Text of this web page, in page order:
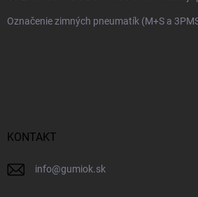
Označenie zimných pneumatík (M+S a
KONTAKT
info@gumiok.sk